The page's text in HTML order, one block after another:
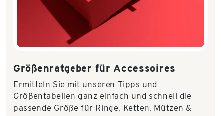
Größenratgeber für Accessoires
Ermitteln Sie mit unseren Tipps und
Größentabellen ganz einfach und schnell die
passende Größe für Ringe, Ketten, Mützen &